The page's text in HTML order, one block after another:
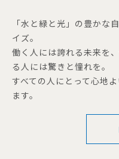
「水と緑と光」の豊かな
イズ。
働く人には誇れる未来を
る人には驚きと憧れを。
すべての人にとって心地
ます。